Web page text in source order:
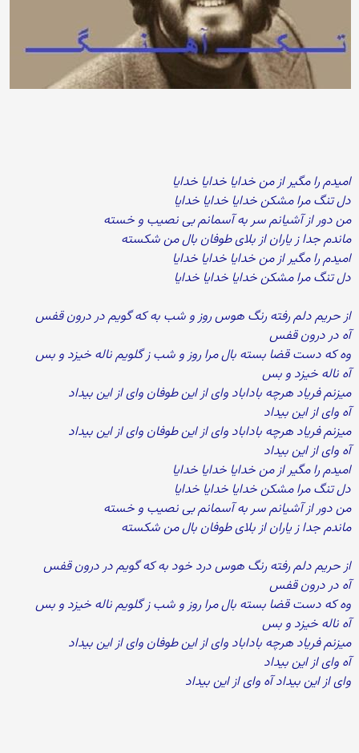
امیدم را مگیر از من خدایا خدایا خدایا
دل تنگ مرا مشکن خدایا خدایا خدایا
من دور از آشیانم سر به آسمانم بی نصیب و خسته
ماندم جدا ز یاران از بلای طوفان بال من شکسته
امیدم را مگیر از من خدایا خدایا خدایا
دل تنگ مرا مشکن خدایا خدایا خدایا
از حریم دلم رفته رنگ هوس روز و شب به که گویم در درون قفس
آه در درون قفس
وه که دست قضا بسته بال مرا روز و شب ز گلویم ناله خیزد و بس
آه ناله خیزد و بس
میزنم فریاد هرچه باداباد وای از این طوفان وای از این بیداد
آه وای از این بیداد
میزنم فریاد هرچه باداباد وای از این طوفان وای از این بیداد
آه وای از این بیداد
امیدم را مگیر از من خدایا خدایا خدایا
دل تنگ مرا مشکن خدایا خدایا خدایا
من دور از آشیانم سر به آسمانم بی نصیب و خسته
ماندم جدا ز یاران از بلای طوفان بال من شکسته
از حریم دلم رفته رنگ هوس درد خود به که گویم در درون قفس
آه در درون قفس
وه که دست قضا بسته بال مرا روز و شب ز گلویم ناله خیزد و بس
آه ناله خیزد و بس
میزنم فریاد هرچه باداباد وای از این طوفان وای از این بیداد
آه وای از این بیداد
وای از این بیداد آه وای از این بیداد